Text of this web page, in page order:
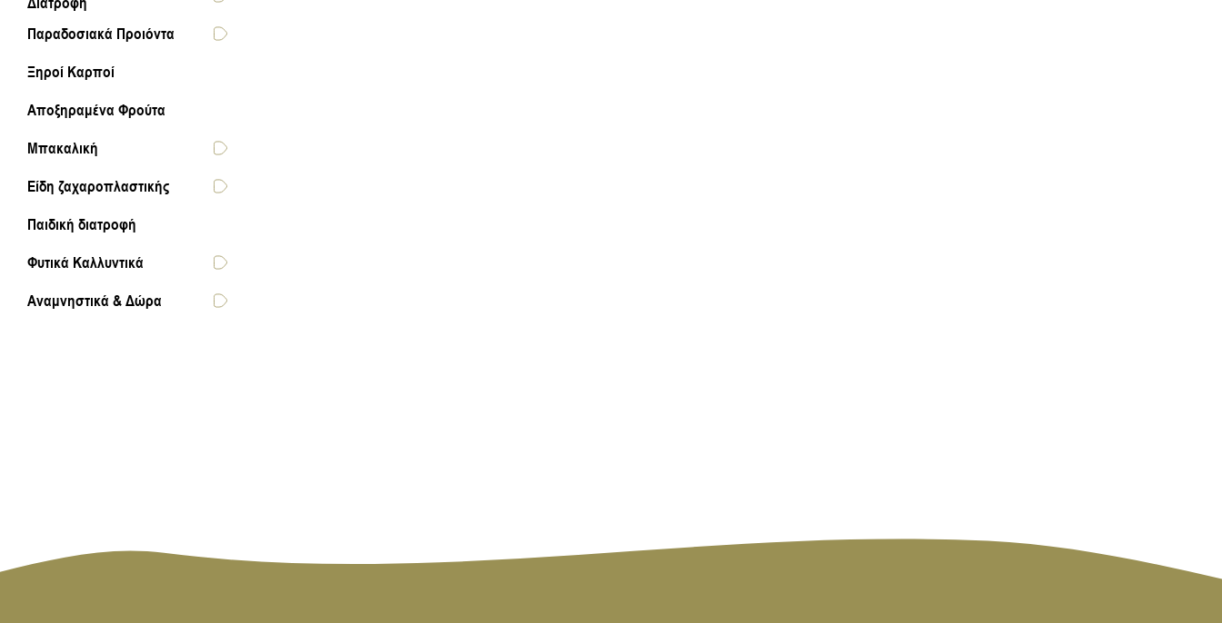
Παραδοσιακά Προιόντα
Ξηροί Καρποί
Αποξηραμένα Φρούτα
Μπακαλική
Είδη ζαχαροπλαστικής
Παιδική διατροφή
Φυτικά Καλλυντικά
Αναμνηστικά & Δώρα